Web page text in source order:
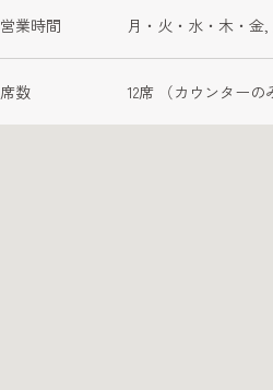
営業時間 月・火・水・木・金
席数 12席 （カウンターの